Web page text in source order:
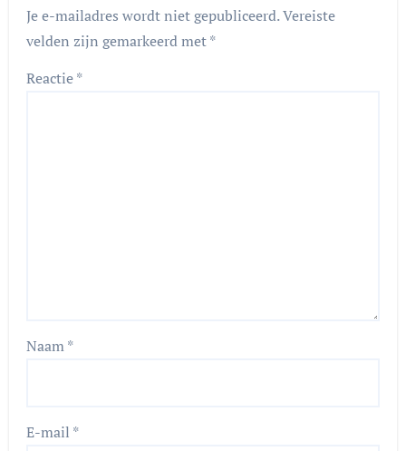
Je e-mailadres wordt niet gepubliceerd.Vereiste
velden zijn gemarkeerd met*
Reactie*
Naam*
E-mail *